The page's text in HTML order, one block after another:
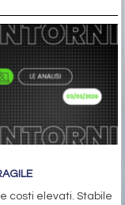
costi elevati. Stabile